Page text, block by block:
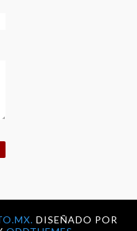
DISEÑADO POR